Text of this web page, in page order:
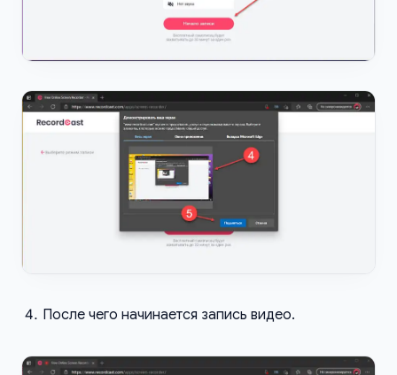
После чего начинается запись видео.